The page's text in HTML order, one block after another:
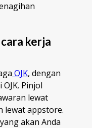
kerja
OJK, dengan
Pinjol
lewat
lewat appstore.
akan Anda